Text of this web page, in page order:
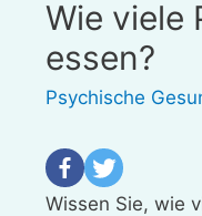
Wie viele
essen?
Psychische
Wissen Sie, wie